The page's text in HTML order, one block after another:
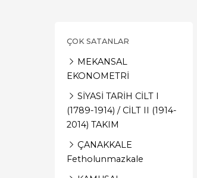
ÇOK SATANLAR
MEKANSAL
EKONOMETRİ
SİYASİ TARİH CİLT I
(1789-1914) / CİLT II (1914-
2014) TAKIM
ÇANAKKALE
Fetholunmazkale